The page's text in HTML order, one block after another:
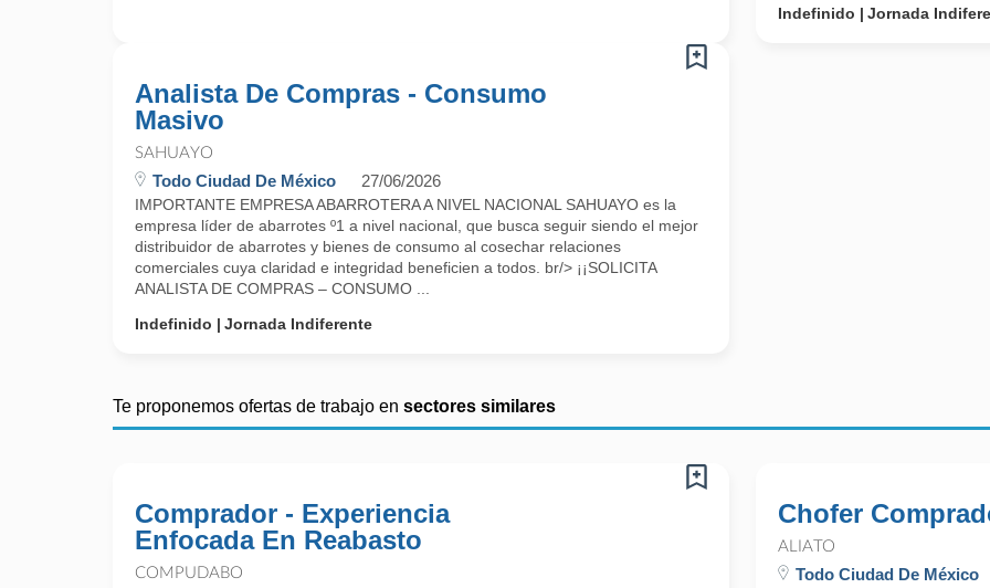
Indefinido
Jornada
Analista De Compras - Consumo
Masivo
SAHUAYO
Todo Ciudad De México 27/06/2026
IMPORTANTE EMPRESA ABARROTERA A NIVEL NACIONAL SAHUAYO es la
empresa líder de abarrotes º1 a nivel nacional, que busca seguir siendo el mejor
distribuidor de abarrotes y bienes de consumo al cosechar relaciones
comerciales cuya claridad e integridad beneficien a todos. br/> ¡¡SOLICITA
ANALISTA DE COMPRAS – CONSUMO ...
Indefinido
Jornada Indiferente
Te proponemos ofertas de trabajo en sectores similares
Comprador - Experiencia
Enfocada En Reabasto
COMPUDABO
Chofer
ALIATO
Todo Ciudad De México